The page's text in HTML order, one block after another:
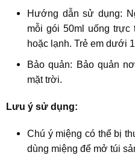
Hướng dẫn sử dụng:
mỗi gói 50ml uống
hoặc lạnh. Trẻ em dưới
Bảo quản: Bảo quản
mặt trời.
Lưu ý sử dụng:
Chú ý miệng có thể bị
dùng miệng để mở túi